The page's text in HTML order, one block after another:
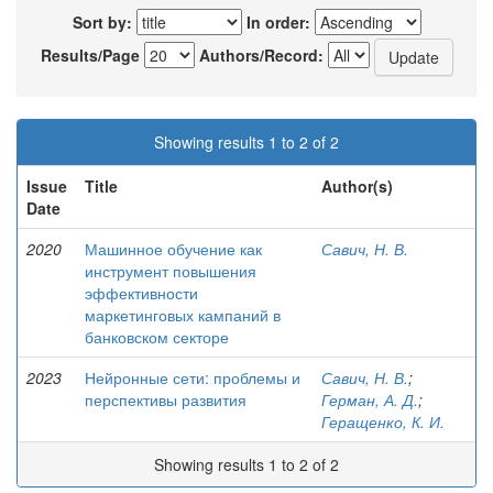
Sort by:
In order:
Results/Page
Authors/Record:
Showing results 1 to 2 of 2
Issue
Date
Title Author(s)
2020
Машинное обучение как
инструмент повышения
эффективности
маркетинговых кампаний в
банковском секторе
Савич, Н. В.
2023
Нейронные сети: проблемы и
перспективы развития
Савич, Н. В.;
Герман, А. Д.;
Геращенко, К. И.
Showing results 1 to 2 of 2